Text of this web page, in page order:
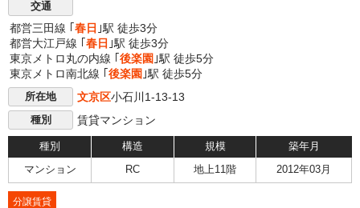
交通
都営三田線 ｢ 春日 ｣駅 徒歩3分
都営大江戸線 ｢ 春日 ｣駅 徒歩3分
東京メトロ丸の内線 ｢ 後楽園 ｣駅 徒歩5分
東京メトロ南北線 ｢ 後楽園 ｣駅 徒歩5分
所在地 文京区小石川1-13-13
種別 賃貸マンション
種別 構造 規模 築年月
マンション RC 地上11階 2012年03月
分譲賃貸